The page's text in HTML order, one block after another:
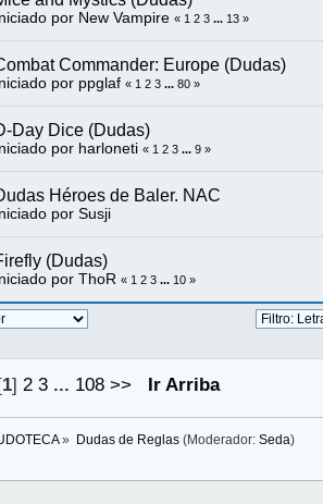
Iniciado por New Vampire « 1 2 3 ... 13 »
Commander: Europe (Dudas)
Iniciado por ppglaf « 1 2 3 ... 80 »
Day Dice (Dudas)
Iniciado por harloneti « 1 2 3 ... 9 »
Héroes de Baler. NAC
Iniciado por Susji
(Dudas)
Iniciado por ThoR « 1 2 3 ... 10 »
1] 2 3 ... 108 >> Ir Arriba
» Dudas de Reglas(Moderador: Seda)